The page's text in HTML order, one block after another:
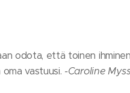
odota, että toinen
vastuusi. -Caroline